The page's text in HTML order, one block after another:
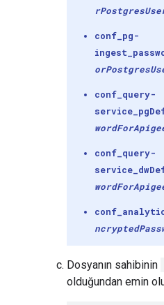
rPostgres
conf_pg-
orPostgres
conf_query-
wordFor
conf_query-
wordFor
Dosyanın sahibinin
olduğundan emin